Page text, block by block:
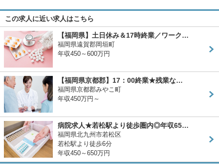
この求人に近い求人はこちら
【福岡県】土日休み＆17時終業／ワーク…
福岡県遠賀郡岡垣町
年収450～600万円
【福岡県京都郡】17：00終業★残業な…
福岡県京都郡みやこ町
年収450万円～
病院求人★若松駅より徒歩圏内◎年収65…
福岡県北九州市若松区
若松駅より徒歩6分
年収450～650万円